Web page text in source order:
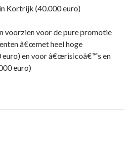
Kortrijk (40.000 euro)
voorzien voor de pure promotie
â€œmet heel hoge
euro) en voor â€œrisicoâ€™s en
euro)